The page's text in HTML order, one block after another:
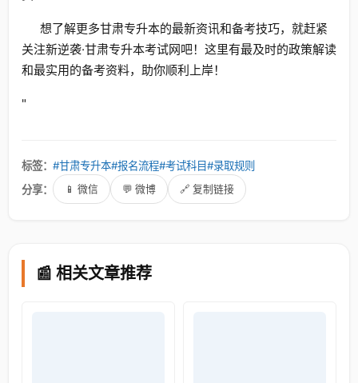
想了解更多甘肃专升本的最新资讯和备考技巧，就赶紧
关注新逆袭·甘肃专升本考试网吧！这里有最及时的政策解读
和最实用的备考资料，助你顺利上岸！
"
标签： #甘肃专升本#报名流程#考试科目#录取规则
分享：
📱 微信 💬 微博 🔗 复制链接
📰 相关文章推荐